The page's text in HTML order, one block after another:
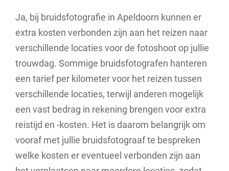
Ja, bij bruidsfotografie in Apeldoorn kunnen er
extra kosten verbonden zijn aan het reizen naar
verschillende locaties voor de fotoshoot op jullie
trouwdag. Sommige bruidsfotografen hanteren
een tarief per kilometer voor het reizen tussen
verschillende locaties, terwijl anderen mogelijk
een vast bedrag in rekening brengen voor extra
reistijd en -kosten. Het is daarom belangrijk om
vooraf met jullie bruidsfotograaf te bespreken
welke kosten er eventueel verbonden zijn aan